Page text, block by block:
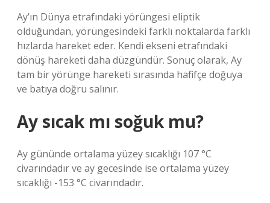
Ay’ın Dünya etrafındaki yörüngesi eliptik
olduğundan, yörüngesindeki farklı noktalarda farklı
hızlarda hareket eder. Kendi ekseni etrafındaki
dönüş hareketi daha düzgündür. Sonuç olarak, Ay
tam bir yörünge hareketi sırasında hafifçe doğuya
ve batıya doğru salınır.
Ay sıcak mı soğuk mu?
Ay gününde ortalama yüzey sıcaklığı 107 °C
civarındadır ve ay gecesinde ise ortalama yüzey
sıcaklığı -153 °C civarındadır.